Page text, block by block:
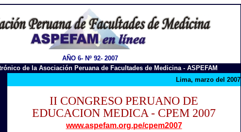
AÑO 6- Nº 92- 2007
de la Asociación Peruana de Facultades de Medicina - ASPEFAM
Lima, marzo del 2007
II CONGRESO PERUANO DE
EDUCACION MEDICA - CPEM 2007
www.aspefam.org.pe/cpem2007